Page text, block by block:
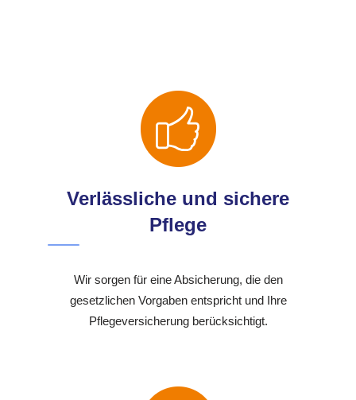
Verlässliche und sichere
Pflege
Wir sorgen für eine Absicherung, die den
gesetzlichen Vorgaben entspricht und Ihre
Pflegeversicherung berücksichtigt.